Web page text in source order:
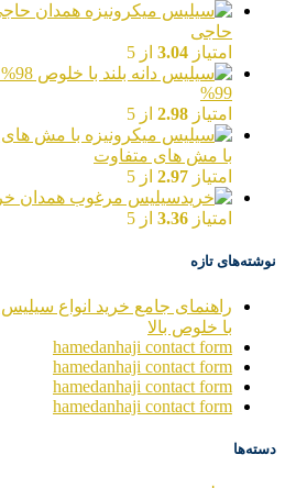
حاجی
امتیاز 3.04 از 5
99%
امتیاز 2.98 از 5
با مش های متفاوت
امتیاز 2.97 از 5
امتیاز 3.36 از 5
نوشته‌های تازه
راهنمای جامع خرید انواع
با خلوص بالا
hamedanhaji contact form
hamedanhaji contact form
hamedanhaji contact form
hamedanhaji contact form
دسته‌ها